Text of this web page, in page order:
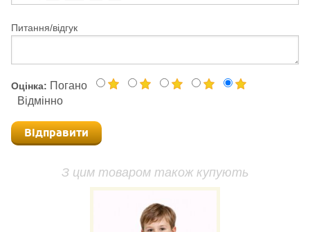
Питання/відгук
Оцінка: Погано
Відмінно
Відправити
З цим товаром також купують